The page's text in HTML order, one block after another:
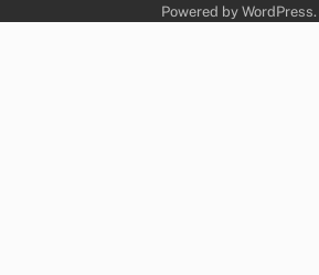
Powered by WordPress.